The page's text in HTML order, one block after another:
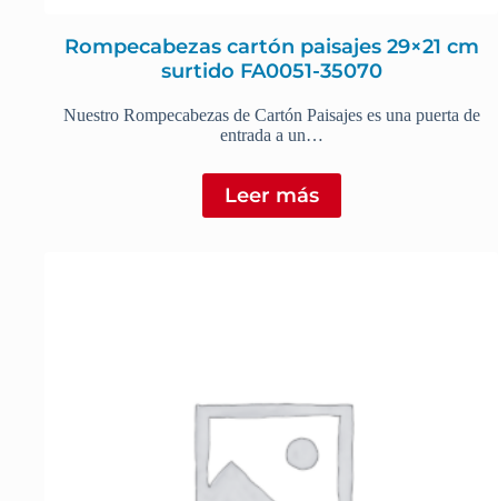
Rompecabezas cartón paisajes 29×21 cm
surtido FA0051-35070
Nuestro Rompecabezas de Cartón Paisajes es una puerta de
entrada a un…
Leer más